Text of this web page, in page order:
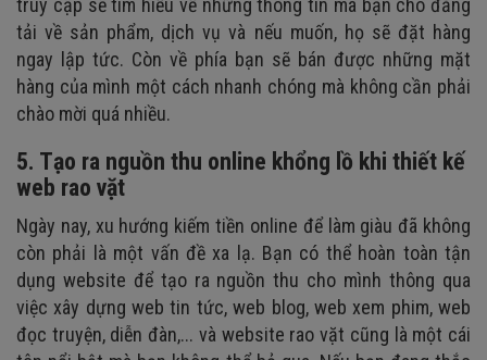
truy cập sẽ tìm hiểu về những thông tin mà bạn cho đăng
tải về sản phẩm, dịch vụ và nếu muốn, họ sẽ đặt hàng
ngay lập tức. Còn về phía bạn sẽ bán được những mặt
hàng của mình một cách nhanh chóng mà không cần phải
chào mời quá nhiều.
5. Tạo ra nguồn thu online khổng lồ khi thiết kế
web rao vặt
Ngày nay, xu hướng kiếm tiền online để làm giàu đã không
còn phải là một vấn đề xa lạ. Bạn có thể hoàn toàn tận
dụng website để tạo ra nguồn thu cho mình thông qua
việc xây dựng web tin tức, web blog, web xem phim, web
đọc truyện, diễn đàn,... và website rao vặt cũng là một cái